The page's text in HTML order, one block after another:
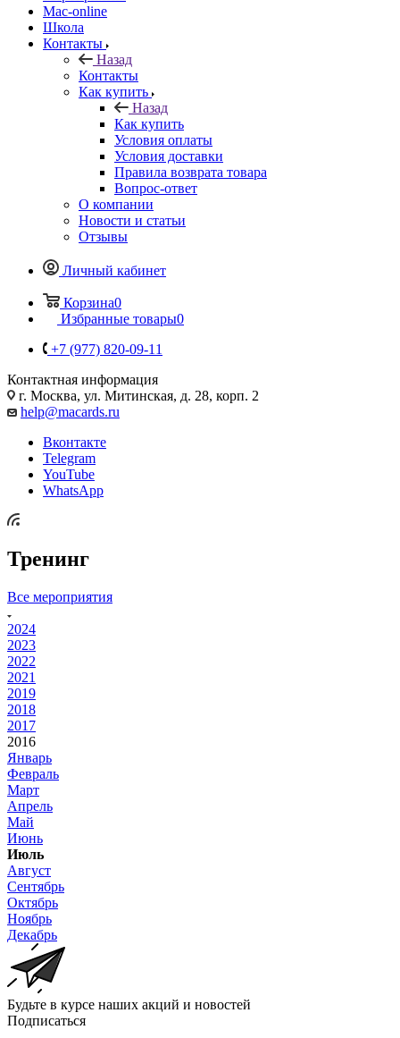
Аксессуары
Назад
Аксессуары
Другое
Кубики для игр
Мешочки
Подарки!
РАСПРОДАЖА!
Упражнения
Мероприятия
Mac-online
Контакты
Назад
Контакты
Как купить
Назад
Как купить
Условия доставки
Правила возврата товара
Вопрос-ответ
Новости и статьи
Отзывы
Личный кабинет
+7 (977) 820-09-11
Контактная информация
help@macards.ru
Тренинг
Все мероприятия
2024
2023
2022
2021
2019
2018
2017
2016
Январь
Февраль
Март
Апрель